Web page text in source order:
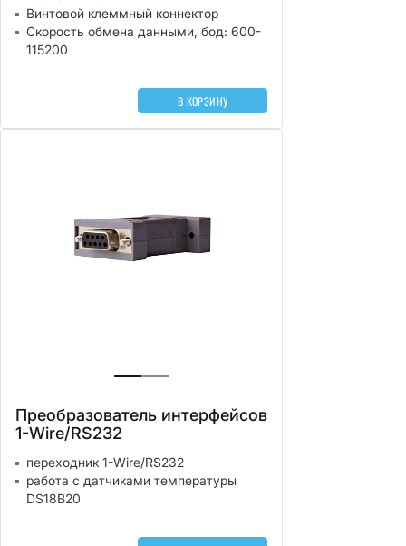
Винтовой клеммный коннектор
Скорость обмена данными, бод: 600-
115200
В КОРЗИНУ
Преобразователь интерфейсов
1-Wire/RS232
переходник 1-Wire/RS232
работа с датчиками температуры
DS18B20